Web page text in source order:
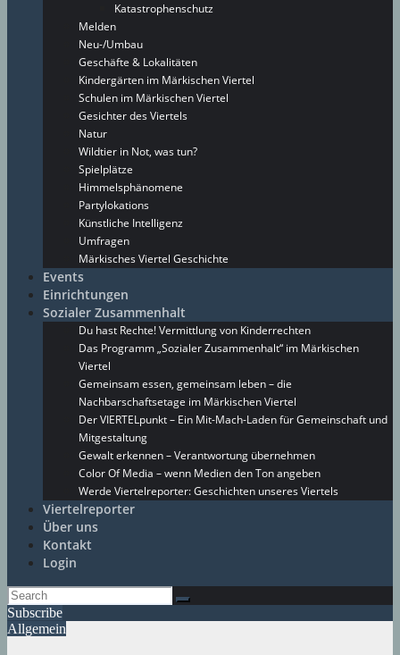
Katastrophenschutz
Melden
Neu-/Umbau
Geschäfte & Lokalitäten
Kindergärten im Märkischen Viertel
Schulen im Märkischen Viertel
Gesichter des Viertels
Natur
Wildtier in Not, was tun?
Spielplätze
Himmelsphänomene
Partylokations
Künstliche Intelligenz
Umfragen
Märkisches Viertel Geschichte
Events
Einrichtungen
Sozialer Zusammenhalt
Du hast Rechte! Vermittlung von Kinderrechten
Das Programm „Sozialer Zusammenhalt“ im Märkischen
Viertel
Gemeinsam essen, gemeinsam leben – die
Nachbarschaftsetage im Märkischen Viertel
Der VIERTELpunkt – Ein Mit-Mach-Laden für Gemeinschaft und
Mitgestaltung
Gewalt erkennen – Verantwortung übernehmen
Color Of Media – wenn Medien den Ton angeben
Werde Viertelreporter: Geschichten unseres Viertels
Viertelreporter
Über uns
Kontakt
Login
Subscribe
Allgemein